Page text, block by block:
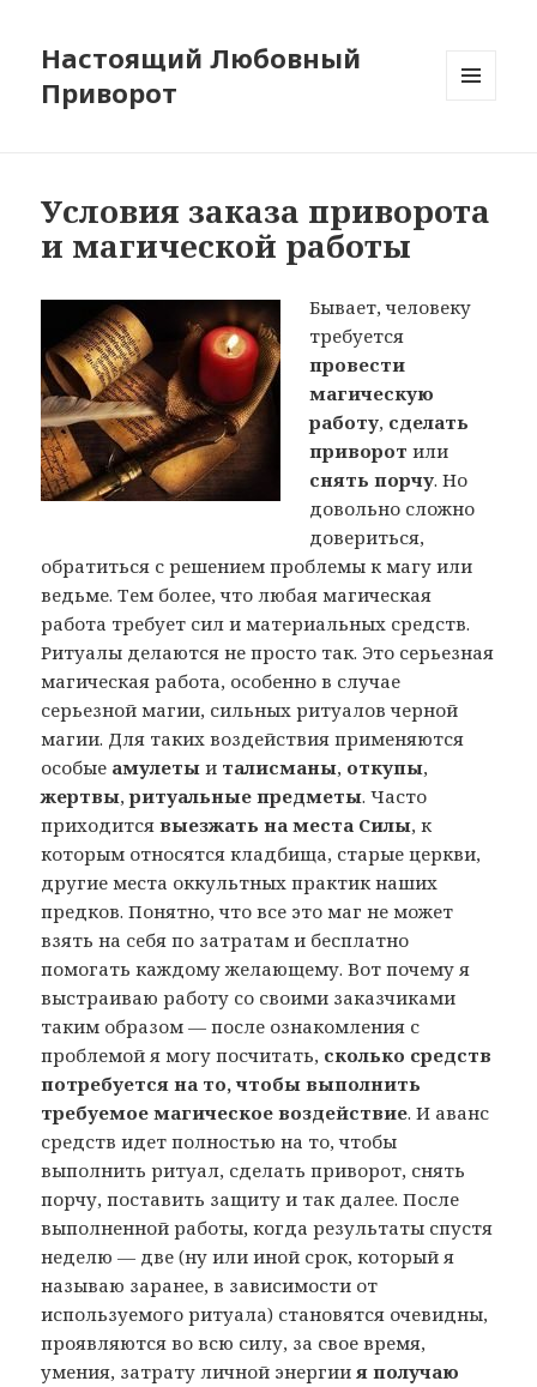
Настоящий Любовный
Приворот
Условия заказа приворота
и магической работы
Бывает, человеку
требуется
провести
магическую
работу, сделать
приворот или
снять порчу. Но
довольно сложно
довериться,
обратиться с решением проблемы к магу или
ведьме. Тем более, что любая магическая
работа требует сил и материальных средств.
Ритуалы делаются не просто так. Это серьезная
магическая работа, особенно в случае
серьезной магии, сильных ритуалов черной
магии. Для таких воздействия применяются
особые амулеты и талисманы, откупы,
жертвы,ритуальные предметы. Часто
приходитсявыезжать на места Силы, к
которым относятся кладбища, старые церкви,
другие места оккультных практик наших
предков. Понятно, что все это маг не может
взять на себя по затратам и бесплатно
помогать каждому желающему. Вот почему я
выстраиваю работу со своими заказчиками
таким образом — после ознакомления с
проблемой я могу посчитать, сколько средств
потребуется на то, чтобы выполнить
требуемое магическое воздействие. И аванс
средств идет полностью на то, чтобы
выполнить ритуал, сделать приворот, снять
порчу, поставить защиту и так далее. После
выполненной работы, когда результаты спустя
неделю — две (ну или иной срок, который я
называю заранее, в зависимости от
используемого ритуала) становятся очевидны,
проявляются во всю силу, за свое время,
умения, затрату личной энергиия получаю